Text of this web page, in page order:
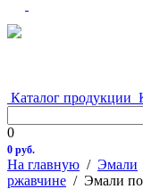
Каталог продукции
0
0 руб.
На главную / Эмали
ржавчине / Эмали